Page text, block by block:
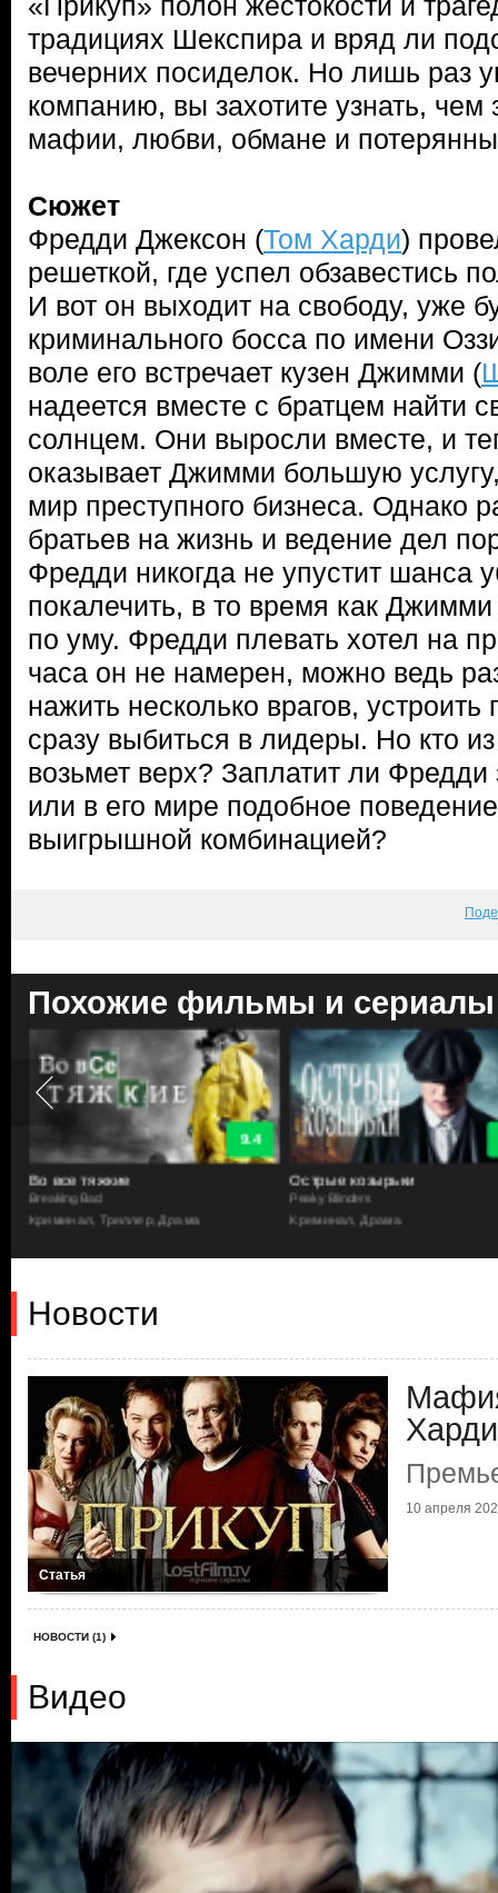
традициях Шекспира и вряд ли
вечерних посиделок. Но лишь раз
компанию, вы захотите узнать, чем
мафии, любви, обмане и
Сюжет
Фредди Джексон (Том Харди)
решеткой, где успел обзавестись
И вот он выходит на свободу, уже
криминального босса по имени
воле его встречает кузен Джимми (
надеется вместе с братцем найти
солнцем. Они выросли вместе, и
оказывает Джимми большую
мир преступного бизнеса. Однако
братьев на жизнь и ведение дел
Фредди никогда не упустит шанса
покалечить, в то время как
по уму. Фредди плевать хотел на
часа он не намерен, можно ведь
нажить несколько врагов,
сразу выбиться в лидеры. Но кто из
возьмет верх? Заплатит ли Фредди
или в его мире подобное
выигрышной комбинацией?
Похожие фильмы и сериалы
9.4
Во все тяжкие
Breaking Bad
Криминал, Триллер, Драма
Острые козырьки
Peaky Blinders
Криминал, Драма
Новости
Статья
Харди
10 апреля
НОВОСТИ (1)
Видео